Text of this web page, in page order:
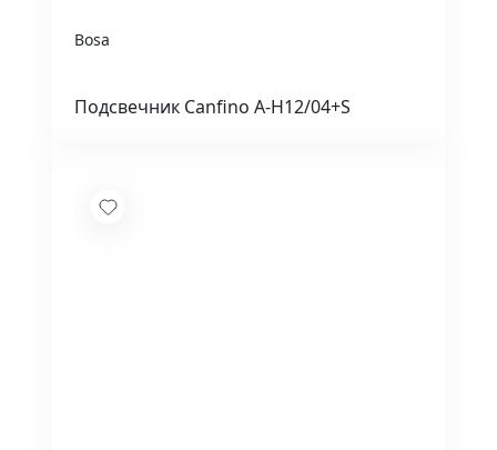
Bosa
Подсвечник Canfino A-H12/04+S